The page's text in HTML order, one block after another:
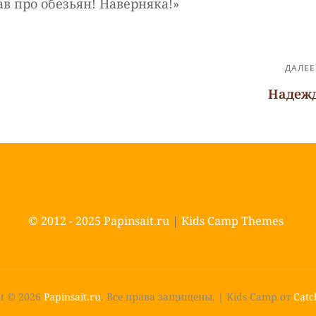
про обезьян! Наверняка!»
ДАЛЕЕ
© 2012 - 2025 Papinsait.ru| Kids Camp Themes
© 2026 Papinsait.ru. Все права защищены. | Kids Camp от